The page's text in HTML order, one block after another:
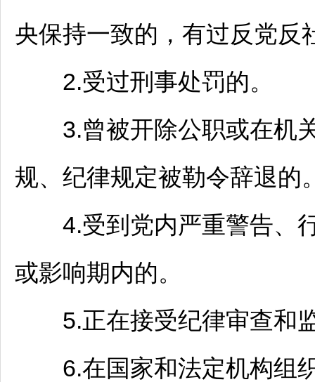
央保持一致的，有过反党反
2.受过刑事处罚的。
3.曾被开除公职或在机
规、纪律规定被勒令辞退的
4.受到党内严重警告、行
或影响期内的。
5.正在接受纪律审查和监
6.在国家和法定机构组织